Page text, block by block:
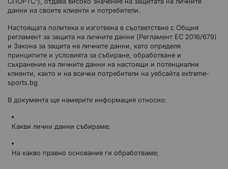
данни на своите клиенти и потребители.
Настоящата политика е изготвена в съответствие с Общия
регламент за защита на личните данни (Регламент ЕС 2016/679)
и Закона за защита на личните данни, като определя
принципите и условията за събиране, обработване и
съхранение на личните данни на настоящи и потенциални
клиенти, както и на всички потребители на уебсайта extreme-
sports.bg
В документа ще намерите информация относно:
Какви лични данни събираме;
На какво правно основание ги обработваме;